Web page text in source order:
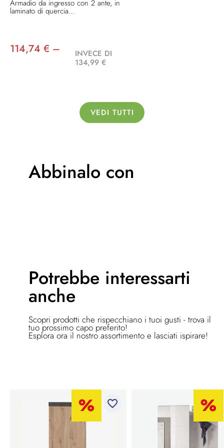
Armadio da ingresso con 2 ante, in
laminato di quercia...
114,74 € –
INVECE DI
134,99 €
VEDI TUTTI
Abbinalo con
Potrebbe interessarti
anche
Scopri prodotti che rispecchiano i tuoi gusti - trova il
tuo prossimo capo preferito!
Esplora ora il nostro assortimento e lasciati ispirare!
favorite_border